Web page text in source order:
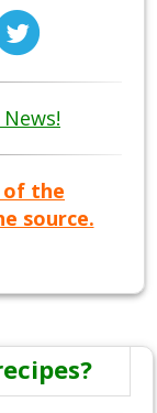
of the
source.